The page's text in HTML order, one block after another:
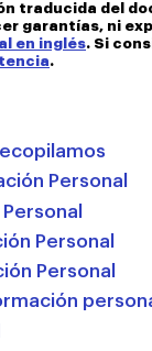
traducida del
garantías, ni
en inglés. Si
.
Personal
Personal
Personal